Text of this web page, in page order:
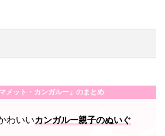
メット・カンガルー」のまとめ
わいいカンガルー親子のぬいぐ